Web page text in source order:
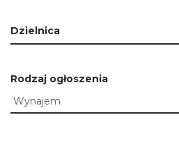
Dzielnica
Rodzaj ogłoszenia